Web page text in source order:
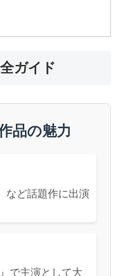
ガイド
品の魅力
など話題作に出演
で主演として大